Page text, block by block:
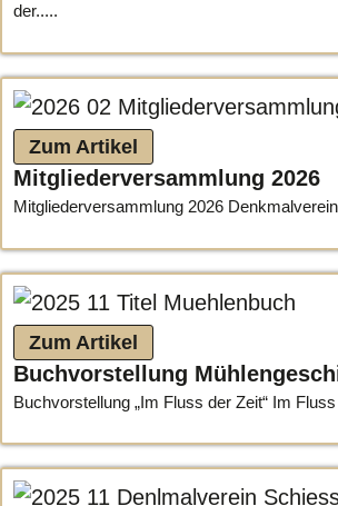
der.....
Zum Artikel
Mitgliederversammlung 2026
Mitgliederversammlung 2026
Zum Artikel
Buchvorstellung
Buchvorstellung „Im Fluss der Zeit“ Im